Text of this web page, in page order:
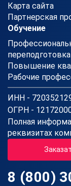
Карта сайта
Партнерская
Обучение
переподготовка
Повышение
Рабочие
ИНН -
ОГРН -
Полная
реквизитах
8 (800)